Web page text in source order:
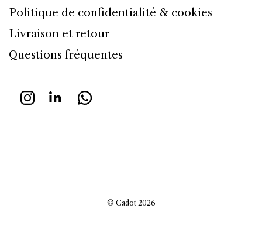
Politique de confidentialité & cookies
Livraison et retour
Questions fréquentes
© Cadot 2026